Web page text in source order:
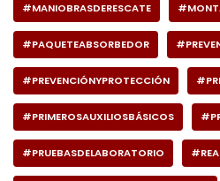
#MANIOBRASDERESCATE
#PAQUETEABSORBEDOR
#PREVENCIÓNYPROTECCIÓN
#PRIMEROSAUXILIOSBÁSICOS
#PRUEBASDELABORATORIO